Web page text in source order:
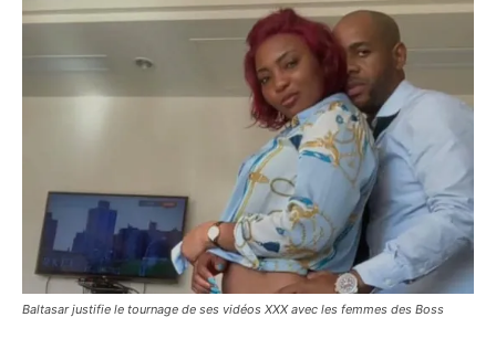
Baltasar justifie le tournage de ses vidéos XXX avec les femmes des Boss